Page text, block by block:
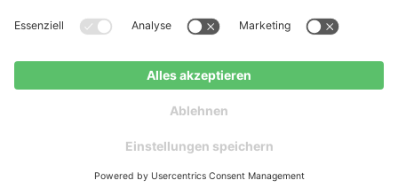
Jetzt kostenlos beraten
Kostenloser